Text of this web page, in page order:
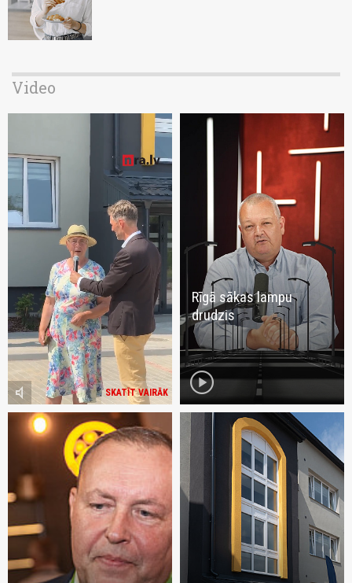
Video
SKATĪT VAIRĀK
volume_mute
Rīgā sākas lampu
drudzis
play_circle